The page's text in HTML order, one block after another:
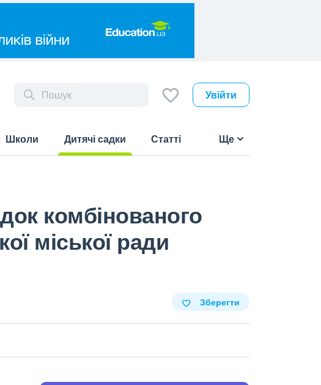
Увійти
Школи
Дитячі садки
Статті Ще
комбінованого
міської ради
Зберегти